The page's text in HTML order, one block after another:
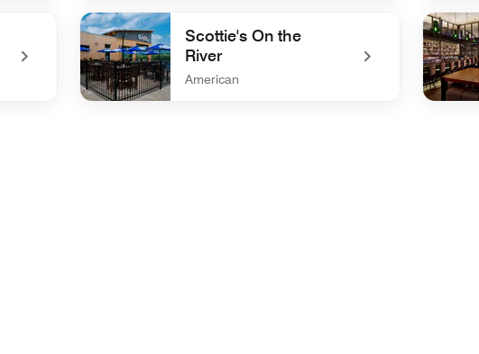
undefined The Bar at Table South
Scottie's On the
River
American